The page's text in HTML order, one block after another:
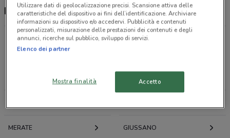
Fao Schwarz, offerte e negozi
Offerte volantini e cataloghi per città nelle vicinanze
USMATE VELATE
MERATE GIUSSANO
Utilizzare dati di geolocalizzazione precisi. Scansione attiva delle
caratteristiche del dispositivo ai fini dell’identificazione. Archiviare
informazioni su dispositivo e/o accedervi. Pubblicità e contenuti
personalizzati, misurazione delle prestazioni dei contenuti e degli
annunci, ricerche sul pubblico, sviluppo di servizi.
Elenco dei partner
Mostra finalità Accetto